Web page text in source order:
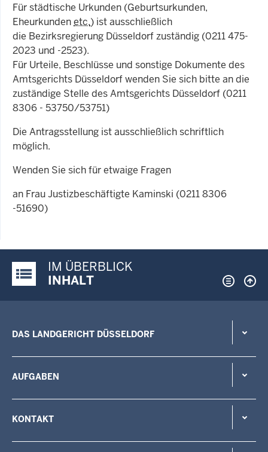
Für städtische Urkunden (Geburtsurkunden,
Eheurkundenetc.) ist ausschließlich
die Bezirksregierung Düsseldorf zuständig (0211 475-
2023 und -2523).
Für Urteile, Beschlüsse und sonstige Dokumente des
Amtsgerichts Düsseldorf wenden Sie sich bitte an die
zuständige Stelle des Amtsgerichts Düsseldorf (0211
8306 - 53750/53751)
Die Antragsstellung ist ausschließlich schriftlich
möglich.
Wenden Sie sich für etwaige Fragen
an Frau Justizbeschäftigte Kaminski (0211 8306
-51690)
Justiz-Portal im Überblick:
IM ÜBERBLICK
INHALT
DAS LANDGERICHT DÜSSELDORF
AUFGABEN
KONTAKT